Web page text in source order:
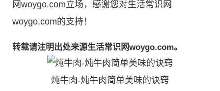
网woygo.com立场，感谢您对生活常识网
woygo.com的支持！
转载请注明出处来源生活常识网woygo.com。
炖牛肉-炖牛肉简单美味的诀窍